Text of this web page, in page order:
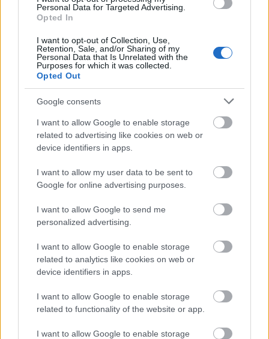
Personal Data for Targeted Advertising.
Opted In
I want to opt-out of Collection, Use,
Retention, Sale, and/or Sharing of my
Personal Data that Is Unrelated with the
Purposes for which it was collected.
Opted Out
Google consents
I want to allow Google to enable storage
related to advertising like cookies on web or
device identifiers in apps.
I want to allow my user data to be sent to
Google for online advertising purposes.
I want to allow Google to send me
personalized advertising.
I want to allow Google to enable storage
related to analytics like cookies on web or
device identifiers in apps.
I want to allow Google to enable storage
related to functionality of the website or app.
I want to allow Google to enable storage
Várkanyarban álló Nepomuki Szent János híd és szobor is.
M1 bővítés: már zajlik a teljesen új
Bicske Kelet csomópont építése
Új gyalogosátkelők és jelzőlámpás
Másfélszeresére bővítik
Hódmezővásárhely jó hírű református
iskoláját
Flórián téri felüljárón
HÍRLEVÉL